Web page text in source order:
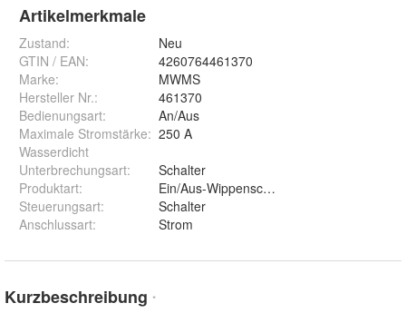
Artikelmerkmale
Zustand:
Neu
GTIN / EAN:
4260764461370
Marke:
MWMS
Hersteller Nr.:
461370
Bedienungsart:
An/Aus
Maximale Stromstärke: 250 A
Wasserdicht
Unterbrechungsart:
Schalter
Produktart:
Ein/Aus-Wippenschalter
Steuerungsart:
Schalter
Anschlussart: Strom
Kurzbeschreibung *